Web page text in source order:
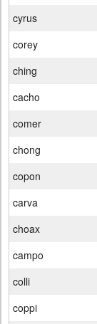
cyrus
corey
ching
cacho
comer
chong
copon
carva
choax
campo
colli
coppi